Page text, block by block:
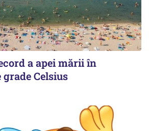
a apei mării în
Celsius